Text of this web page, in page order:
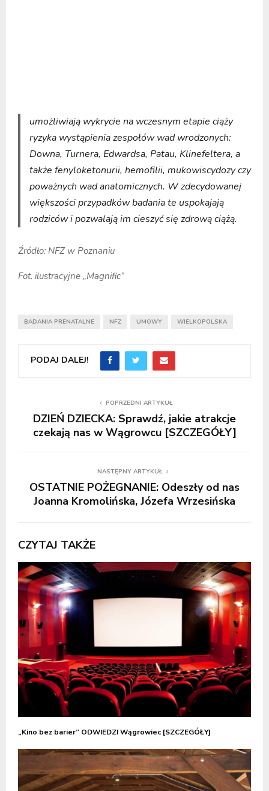
umożliwiają wykrycie na wczesnym etapie ciąży
ryzyka wystąpienia zespołów wad wrodzonych:
Downa, Turnera, Edwardsa, Patau, Klinefeltera, a
także fenyloketonurii, hemofilii, mukowiscydozy czy
poważnych wad anatomicznych. W zdecydowanej
większości przypadków badania te uspokajają
rodziców i pozwalają im cieszyć się zdrową ciążą.
Źródło: NFZ w Poznaniu
Fot. ilustracyjne „Magnific”
BADANIA PRENATALNE NFZ UMOWY WIELKOPOLSKA
PODAJ DALEJ!
POPRZEDNI ARTYKUŁ
DZIEŃ DZIECKA: Sprawdź, jakie atrakcje
czekają nas w Wągrowcu [SZCZEGÓŁY]
NASTĘPNY ARTYKUŁ
OSTATNIE POŻEGNANIE: Odeszły od nas
Joanna Kromolińska, Józefa Wrzesińska
CZYTAJ TAKŻE
„Kino bez barier” ODWIEDZI Wągrowiec [SZCZEGÓŁY]